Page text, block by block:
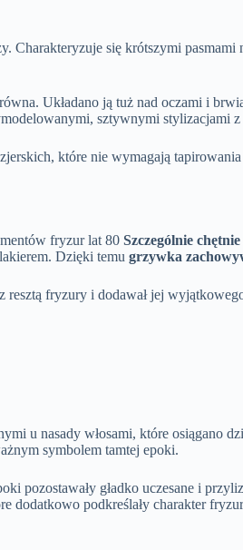
się krótszymi
Układano ją tuż nad oczami i
sztywnymi stylizacjami
które nie wymagają
fryzur lat 80 Szczególnie
Dzięki temu grzywka
resztą fryzury i dodawał jej
u nasady włosami, które osiągano
symbolem tamtej epoki.
pozostawały gładko uczesane i
dodatkowo podkreślały charakter